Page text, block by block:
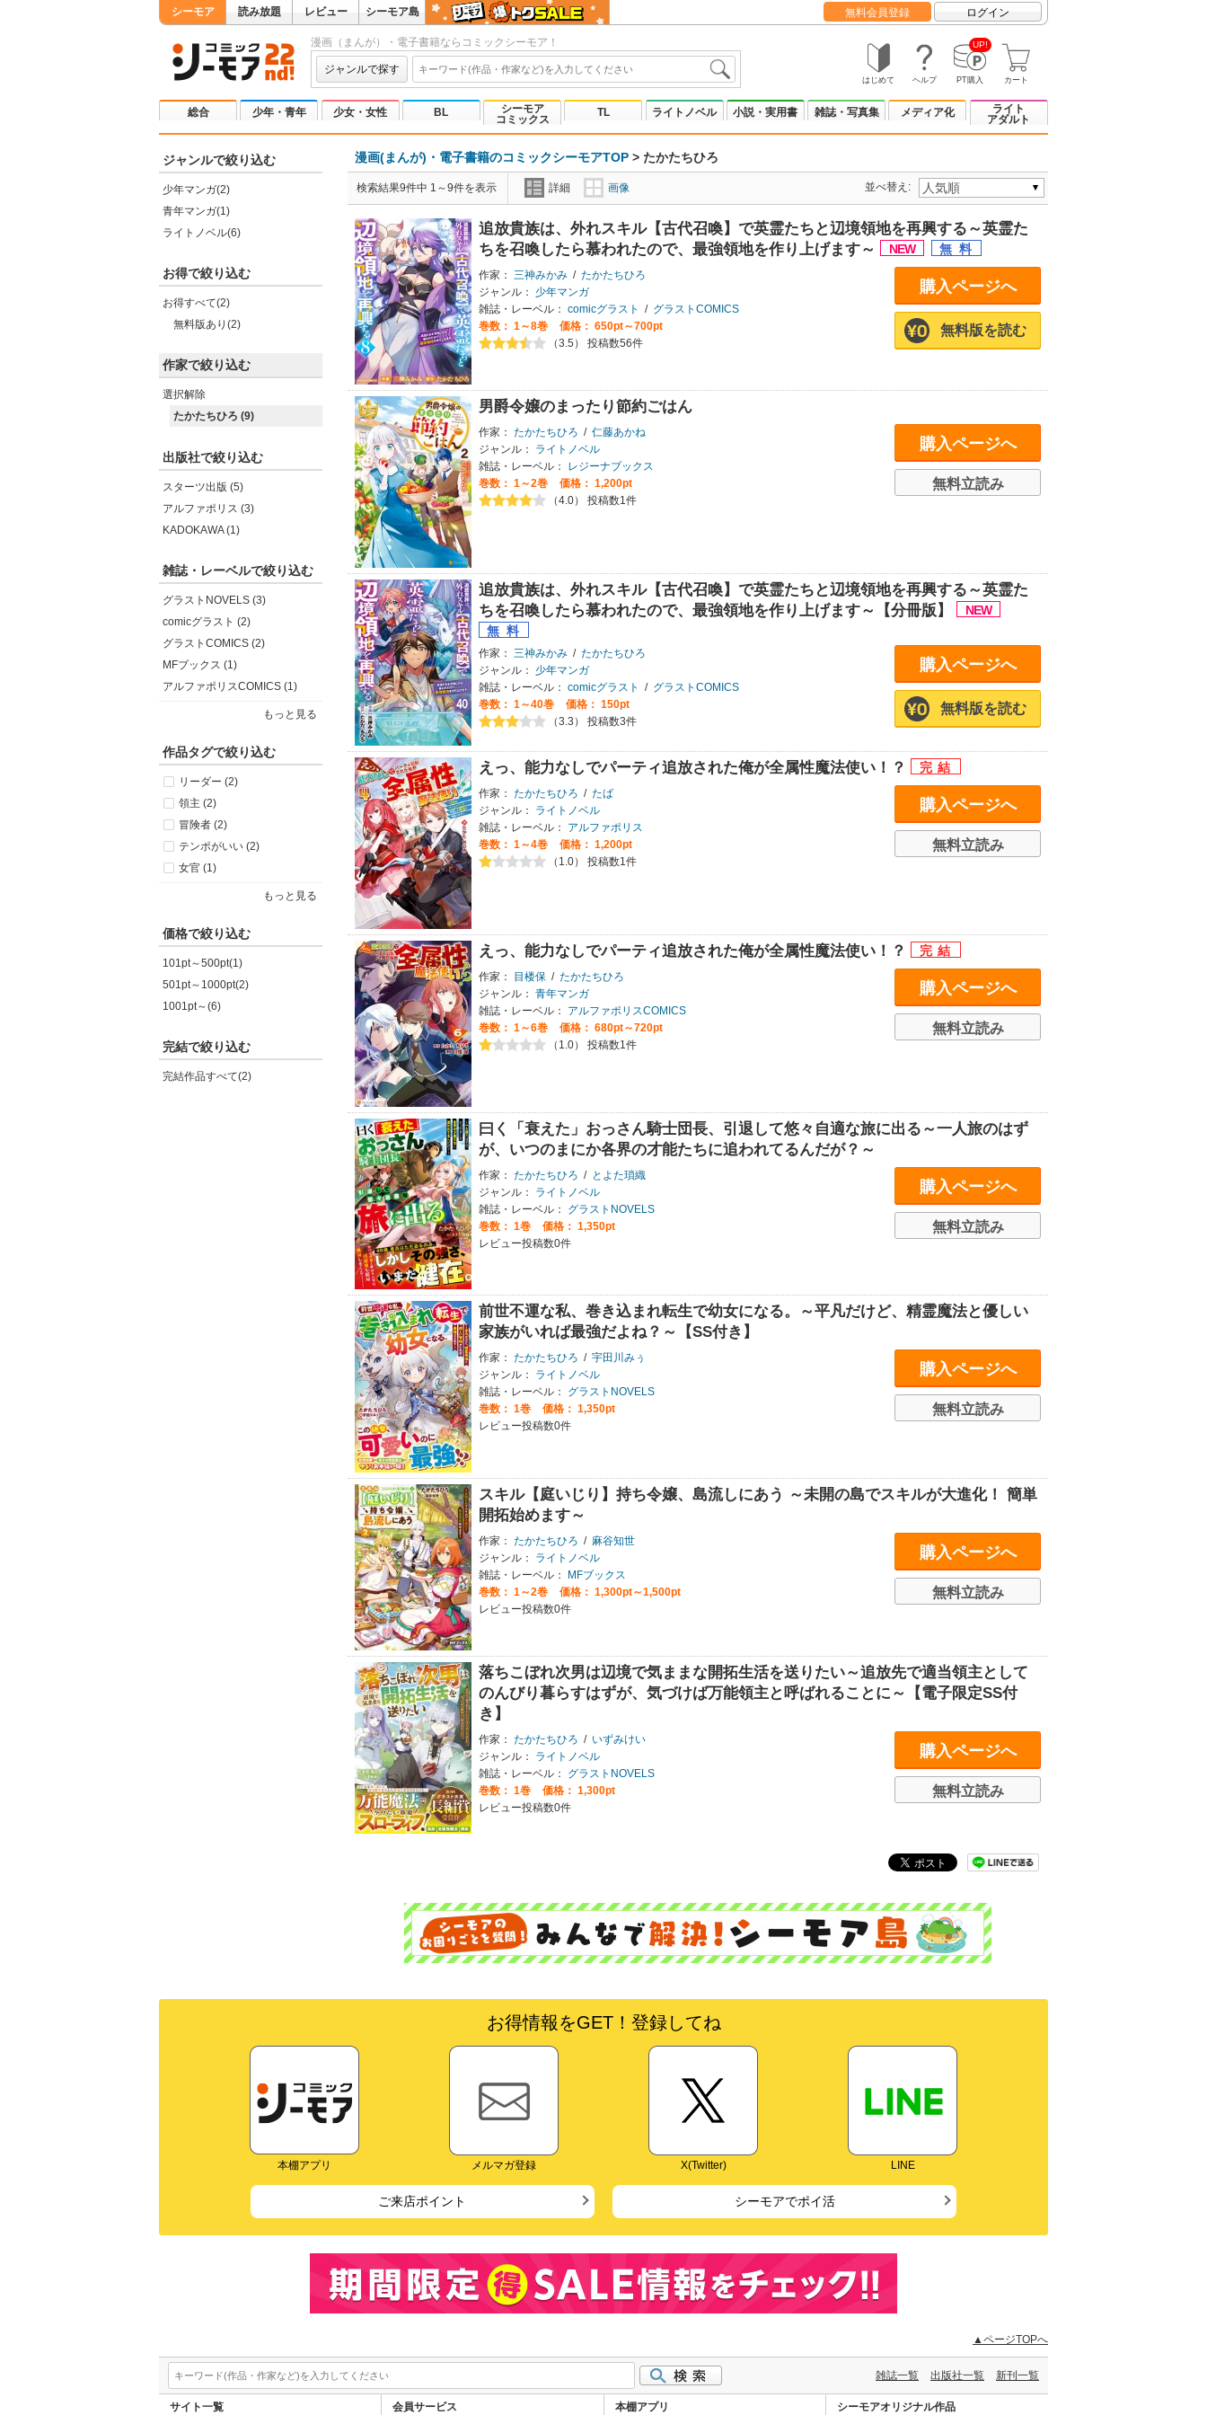
シーモア 読み放題 レビュー シーモア島 無料会員登録 ログイン
漫画（まんが）・電子書籍ならコミックシーモア！
ジャンルで探す
はじめて ヘルプ
UP!
PT購入 カート
総合 少年・青年 少女・女性 BL
シーモア
コミックス
TL ライトノベル 小説・実用書 雑誌・写真集 メディア化
ライト
アダルト
ジャンルで絞り込む
少年マンガ(2)
青年マンガ(1)
ライトノベル(6)
お得で絞り込む
お得すべて(2)
無料版あり(2)
作家で絞り込む
選択解除
たかたちひろ (9)
出版社で絞り込む
スターツ出版 (5)
アルファポリス (3)
KADOKAWA (1)
雑誌・レーベルで絞り込む
グラストNOVELS (3)
comicグラスト (2)
グラストCOMICS (2)
MFブックス (1)
アルファポリスCOMICS (1)
もっと見る
作品タグで絞り込む
リーダー (2)
領主 (2)
冒険者 (2)
テンポがいい (2)
女官 (1)
もっと見る
価格で絞り込む
101pt～500pt(1)
501pt～1000pt(2)
1001pt～(6)
完結で絞り込む
完結作品すべて(2)
漫画(まんが)・電子書籍のコミックシーモアTOP > たかたちひろ
検索結果9件中 1～9件を表示 詳細 画像 並べ替え:
追放貴族は、外れスキル【古代召喚】で英霊たちと辺境領地を再興する～英霊た
ちを召喚したら慕われたので、最強領地を作り上げます～
作家： 三神みかみ / たかたちひろ
ジャンル：
少年マンガ
雑誌・レーベル： comicグラスト / グラストCOMICS
巻数： 1～8巻
価格： 650pt～700pt
（3.5） 投稿数56件
購入ページへ
無料版を読む
男爵令嬢のまったり節約ごはん
作家： たかたちひろ / 仁藤あかね
ジャンル：
ライトノベル
雑誌・レーベル：
レジーナブックス
巻数： 1～2巻
価格： 1,200pt
（4.0） 投稿数1件
購入ページへ
無料立読み
追放貴族は、外れスキル【古代召喚】で英霊たちと辺境領地を再興する～英霊た
ちを召喚したら慕われたので、最強領地を作り上げます～【分冊版】
作家： 三神みかみ / たかたちひろ
ジャンル：
少年マンガ
雑誌・レーベル： comicグラスト / グラストCOMICS
巻数： 1～40巻
価格： 150pt
（3.3） 投稿数3件
購入ページへ
無料版を読む
えっ、能力なしでパーティ追放された俺が全属性魔法使い！？
作家： たかたちひろ / たば
ジャンル：
ライトノベル
雑誌・レーベル：
アルファポリス
巻数： 1～4巻
価格： 1,200pt
（1.0） 投稿数1件
購入ページへ
無料立読み
えっ、能力なしでパーティ追放された俺が全属性魔法使い！？
作家： 目楼保 / たかたちひろ
ジャンル： 青年マンガ
雑誌・レーベル：
アルファポリスCOMICS
巻数： 1～6巻
価格： 680pt～720pt
（1.0） 投稿数1件
購入ページへ
無料立読み
曰く「衰えた」おっさん騎士団長、引退して悠々自適な旅に出る～一人旅のはず
が、いつのまにか各界の才能たちに追われてるんだが？～
作家： たかたちひろ /
とよた瑣織
ジャンル：
ライトノベル
雑誌・レーベル：
グラストNOVELS
巻数： 1巻
価格： 1,350pt
レビュー投稿数0件
購入ページへ
無料立読み
前世不運な私、巻き込まれ転生で幼女になる。～平凡だけど、精霊魔法と優しい
家族がいれば最強だよね？～【SS付き】
作家： たかたちひろ / 宇田川みぅ
ジャンル：
ライトノベル
雑誌・レーベル：
グラストNOVELS
巻数： 1巻
価格： 1,350pt
レビュー投稿数0件
購入ページへ
無料立読み
スキル【庭いじり】持ち令嬢、島流しにあう ～未開の島でスキルが大進化！ 簡単
開拓始めます～
作家： たかたちひろ / 麻谷知世
ジャンル：
ライトノベル
雑誌・レーベル：
MFブックス
巻数： 1～2巻
価格： 1,300pt～1,500pt
レビュー投稿数0件
購入ページへ
無料立読み
落ちこぼれ次男は辺境で気ままな開拓生活を送りたい～追放先で適当領主として
のんびり暮らすはずが、気づけば万能領主と呼ばれることに～【電子限定SS付
き】
作家： たかたちひろ / いずみけい
ジャンル：
ライトノベル
雑誌・レーベル：
グラストNOVELS
巻数： 1巻
価格： 1,300pt
レビュー投稿数0件
購入ページへ
無料立読み
お得情報をGET！登録してね
本棚アプリ メルマガ登録 X(Twitter) LINE
ご来店ポイント シーモアでポイ活
▲ページTOPへ
雑誌一覧 出版社一覧 新刊一覧
サイト一覧 会員サービス 本棚アプリ シーモアオリジナル作品